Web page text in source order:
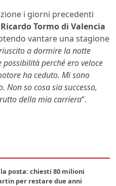
i giorni precedenti
Ricardo Tormo di Valencia
vantare una stagione
a dormire la notte
possibilità perché ero veloce
ha ceduto. Mi sono
Non so cosa sia successo,
della mia carriera“.
posta: chiesti 80 milioni
per restare due anni